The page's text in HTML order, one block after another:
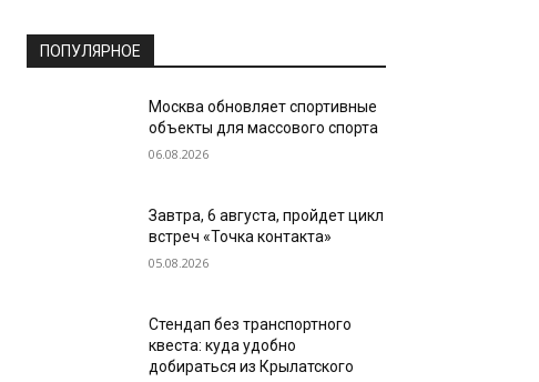
ПОПУЛЯРНОЕ
Москва обновляет спортивные
объекты для массового спорта
06.08.2026
Завтра, 6 августа, пройдет цикл
встреч «Точка контакта»
05.08.2026
Стендап без транспортного
квеста: куда удобно
добираться из Крылатского